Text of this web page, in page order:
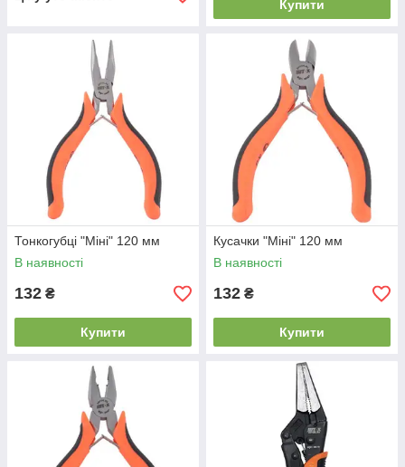
Купити
Тонкогубці "Міні" 120 мм
В наявності
132 ₴
Купити
Кусачки "Міні" 120 мм
В наявності
132 ₴
Купити